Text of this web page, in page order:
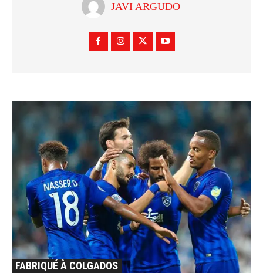
JAVI ARGUDO
FABRIQUÉ À COLGADOS